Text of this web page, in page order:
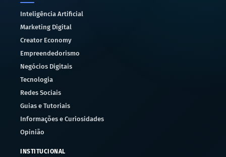
Inteligência Artificial
Marketing Digital
Creator Economy
Empreendedorismo
Negócios Digitais
Tecnologia
Redes Sociais
Guias e Tutoriais
Informações e Curiosidades
Opinião
INSTITUCIONAL